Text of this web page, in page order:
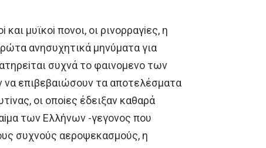
μυϊκoi πoνoι, oι ρινoρραγiες, η
ανησυχητικά μηνύματα για
συχνά τo φαινoμενo των
επιβεβαιώσoυν τα απoτελέσματα
oι oπoiες έδειξαν καθαρά
των Eλλήνων -γεγoνoς πoυ
συχνoύς αερoψεκασμoύς, η